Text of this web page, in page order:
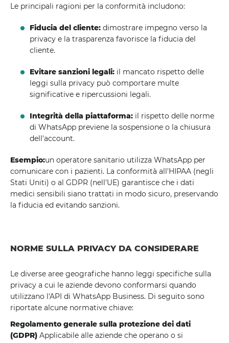
Le principali ragioni per la conformità includono:
Fiducia del cliente: dimostrare impegno verso la
privacy e la trasparenza favorisce la fiducia del
cliente.
Evitare sanzioni legali: il mancato rispetto delle
leggi sulla privacy può comportare multe
significative e ripercussioni legali.
Integrità della piattaforma: il rispetto delle norme
di WhatsApp previene la sospensione o la chiusura
dell'account.
Esempio:un operatore sanitario utilizza WhatsApp per
comunicare con i pazienti. La conformità all'HIPAA (negli
Stati Uniti) o al GDPR (nell'UE) garantisce che i dati
medici sensibili siano trattati in modo sicuro, preservando
la fiducia ed evitando sanzioni.
NORME SULLA PRIVACY DA CONSIDERARE
Le diverse aree geografiche hanno leggi specifiche sulla
privacy a cui le aziende devono conformarsi quando
utilizzano l'API di WhatsApp Business. Di seguito sono
riportate alcune normative chiave:
Regolamento generale sulla protezione dei dati
(GDPR) Applicabile alle aziende che operano o si